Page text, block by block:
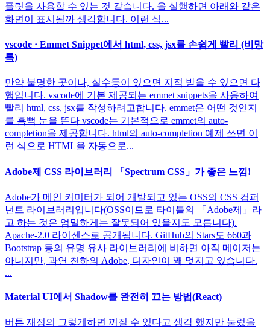
플릿을 사용할 수 있는 것 같습니다. 을 실행하면 아래와 같은
화면이 표시될까 생각합니다. 이런 식...
vscode · Emmet Snippet에서 html, css, jsx를 손쉽게 빨리 (비망
록)
만약 불명한 곳이나, 실수등이 있으면 지적 받을 수 있으면 다
행입니다. vscode에 기본 제공되는 emmet snippets을 사용하여
빨리 html, css, jsx를 작성하려고합니다. emmet은 어떤 것인지
를 흠뻑 눈을 뜬다 vscode는 기본적으로 emmet의 auto-
completion을 제공합니다. html의 auto-completion 예제 쓰면 이
런 식으로 HTML을 자동으로...
Adobe제 CSS 라이브러리 「Spectrum CSS」가 좋은 느낌!
Adobe가 메인 커미터가 되어 개발되고 있는 OSS의 CSS 컴퍼
넌트 라이브러리입니다(OSS이므로 타이틀의 「Adobe제」라
고 하는 것은 엄밀하게는 잘못되어 있을지도 모릅니다).
Apache-2.0 라이센스로 공개됩니다. GitHub의 Stars도 660과
Bootstrap 등의 유명 유사 라이브러리에 비하면 아직 메이저는
아니지만, 과연 천하의 Adobe, 디자인이 꽤 멋지고 있습니다.
...
Material UI에서 Shadow를 완전히 끄는 방법(React)
버튼 재정의 그렇게하면 꺼질 수 있다고 생각 했지만 눌렀을